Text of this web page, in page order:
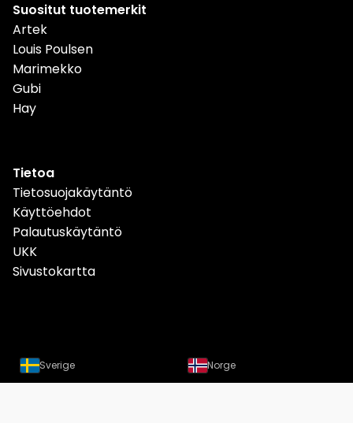
Suositut tuotemerkit
Artek
Louis Poulsen
Marimekko
Gubi
Hay
Tietoa
Tietosuojakäytäntö
Käyttöehdot
Palautuskäytäntö
UKK
Sivustokartta
Sverige Norge